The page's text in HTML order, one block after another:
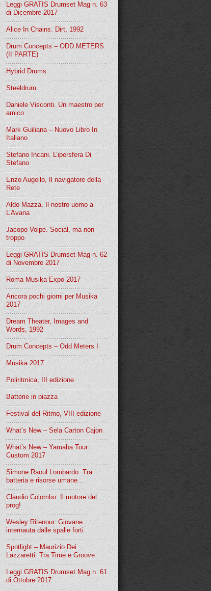
Leggi GRATIS Drumset Mag n. 63
di Dicembre 2017
Alice In Chains. Dirt, 1992
Drum Concepts – ODD METERS
(II PARTE)
Hybrid Drums
Steeldrum
Daniele Visconti. Un maestro per
amico
Mark Guiliana – Nuovo Libro In
Italiano
Stefano Incani. L’ipersfera Di
Stefano
Enzo Augello, Il navigatore della
Rete
Aldo Mazza. Il nostro uomo a
L’Avana
Jacopo Volpe. Social, ma non
troppo
Leggi GRATIS Drumset Mag n. 62
di Novembre 2017
Roma Musika Expo 2017
Ancora pochi giorni per Musika
2017
Dream Theater, Images and
Words, 1992
Drum Concepts – Odd Meters I
Musika 2017
Poliritmica, III edizione
Batterie in piazza
Festival del Ritmo, VIII edizione
What’s New – Sela Carton Cajon
What’s New – Yamaha Tour
Custom 2017
Simone Raoul Lombardo. Tra
batteria e risorse umane…
Claudio Colombo. Il motore del
prog!
Wesley Ritenour. Giovane
internauta dalle spalle forti
Spotlight – Maurizio Dei
Lazzaretti. Tra Time e Groove
Leggi GRATIS Drumset Mag n. 61
di Ottobre 2017